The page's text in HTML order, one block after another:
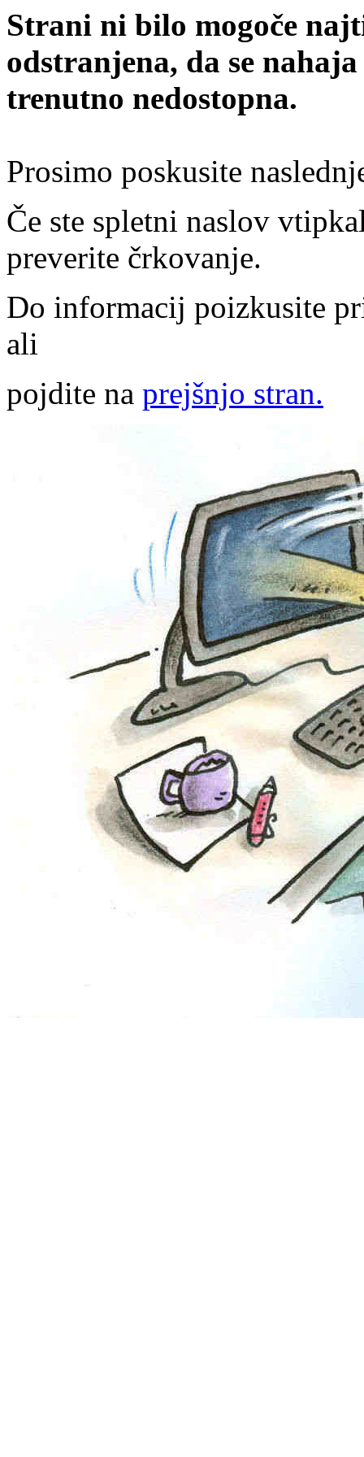
Strani ni bilo mogoče
odstranjena, da se
trenutno nedostopna.
Prosimo poskusite
Če ste spletni naslov
preverite črkovanje.
Do informacij poizkusite
ali
pojdite na prejšnjo stran.